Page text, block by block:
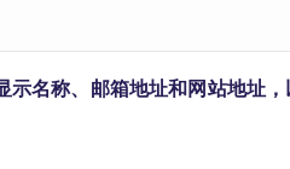
名称、邮箱地址和网站地址，